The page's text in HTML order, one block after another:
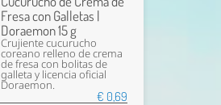
Fresa con Galletas |
Doraemon 15 g
Crujiente cucurucho
coreano relleno de crema
de fresa con bolitas de
galleta y licencia oficial
Doraemon.
€ 0,69